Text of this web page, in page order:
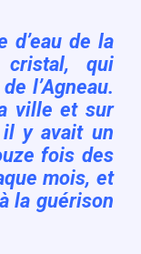
d’eau de la
qui
l’Agneau.
ville et sur
y avait un
fois des
mois, et
la guérison